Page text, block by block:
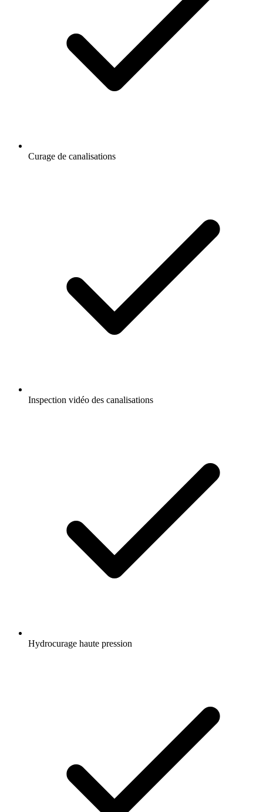
Curage de canalisations
Inspection vidéo des canalisations
Hydrocurage haute pression